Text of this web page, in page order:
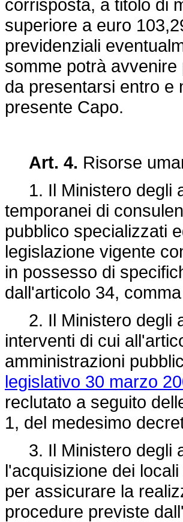
corrisposta, a titolo di
superiore a euro
previdenziali
somme potrà
da presentarsi entro e
presente Capo.
Art. 4. Risorse
1. Il Ministero degli
temporanei di
pubblico specializzati
legislazione vigente
in possesso di
dall'articolo 34,
2. Il Ministero degli
interventi di cui
amministrazioni
legislativo 30 marzo
reclutato a seguito
1, del medesimo
3. Il Ministero degli
l'acquisizione dei
per assicurare la
procedure previste